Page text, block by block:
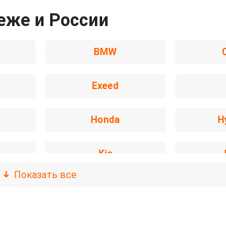
и России
BMW
Exeed
Honda
Kia
Показать все